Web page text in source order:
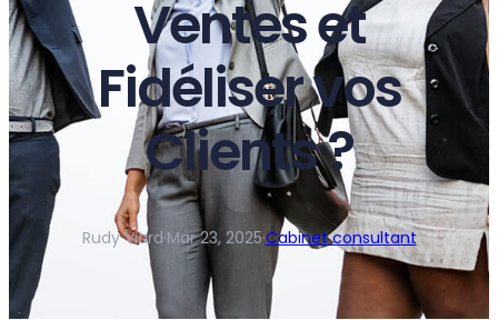
Ventes et
Fidéliser vos
Clients ?
Rudy Viard·Mar 23, 2025·Cabinet consultant